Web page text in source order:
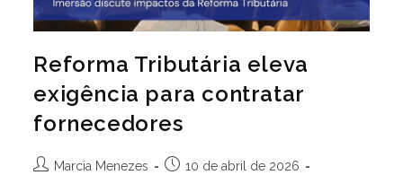
Reforma Tributária eleva
exigência para contratar
fornecedores
AutorMarcia Menezes
Post10 de abril de 2026